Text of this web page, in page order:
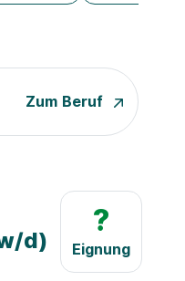
Zum Beruf
?
Eignung
d)